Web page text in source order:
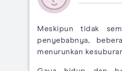
Meskipun tidak
penyebabnya,
menurunkan